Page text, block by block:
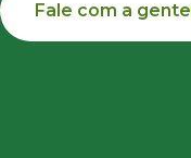
Fale com a gente